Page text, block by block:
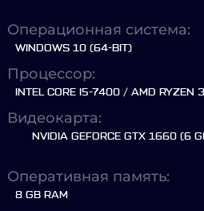
Операционная система:
WINDOWS 10 (64-BIT)
Процессор:
INTEL CORE I5-7400 / AMD RYZEN
Видеокарта:
NVIDIA GEFORCE GTX 1660 (6
Оперативная память:
8 GB RAM